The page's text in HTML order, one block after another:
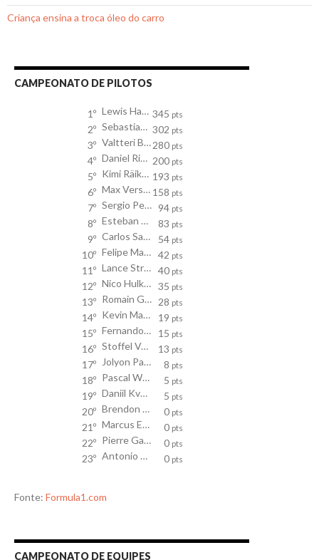
Criança ensina a troca óleo do carro
CAMPEONATO DE PILOTOS
1º Lewis Hamilton 345 pts
2º Sebastian Vettel 302 pts
3º Valtteri Bottas280 pts
4º Daniel Ricciardo 200 pts
5º Kimi Räikkönen 193 pts
6º Max Verstappen 158 pts
7º Sergio Perez 94 pts
8º Esteban Ocon 83 pts
9º Carlos Sainz 54 pts
10º Felipe Massa 42 pts
11º Lance Stroll 40 pts
12º Nico Hulkenberg 35 pts
13º Romain Grosjean 28 pts
14º Kevin Magnussen 19 pts
15º Fernando Alonso 15 pts
16º Stoffel Vandoorne 13 pts
17º Jolyon Palmer 8 pts
18º Pascal Wehrlein 5 pts
19º Daniil Kvyat 5 pts
20º Brendon Hartley 0 pts
21º Marcus Ericsson 0 pts
22º Pierre Gasly 0 pts
23º Antonio Giovinazzi 0 pts
Fonte: Formula1.com
CAMPEONATO DE EQUIPES